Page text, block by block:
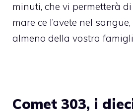
minuti, che vi permetterà
mare ce l’avete nel
almeno della vostra
Comet 303, i